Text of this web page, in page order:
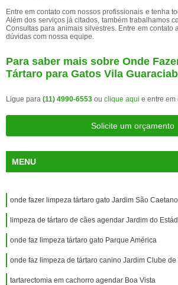
Entre em contato com nossos profissionais e tenha
Além dos serviços já citados, também trabalhamos
Consultas para animais silvestres. Entre em contato
dúvidas com nossa equipe.
Para saber mais sobre Onde
Tártaro para Gatos Vila
Ligue para (11) 4990-6553 ou clique aqui e entre em
Solicite um orçamento
MENU
onde fazer limpeza tártaro gato Jardim São Caetano
limpeza de tártaro de cães agendar Jardim do
onde faz limpeza tártaro gato Parque América
onde faz limpeza de tártaro canino Jardim Clube de
tartarectomia em cachorro agendar Boa Vista